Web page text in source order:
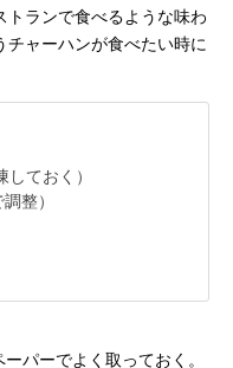
トランで食べるような味わ
ャーハンが食べたい時に
ておく）
整）
パーでよく取っておく。